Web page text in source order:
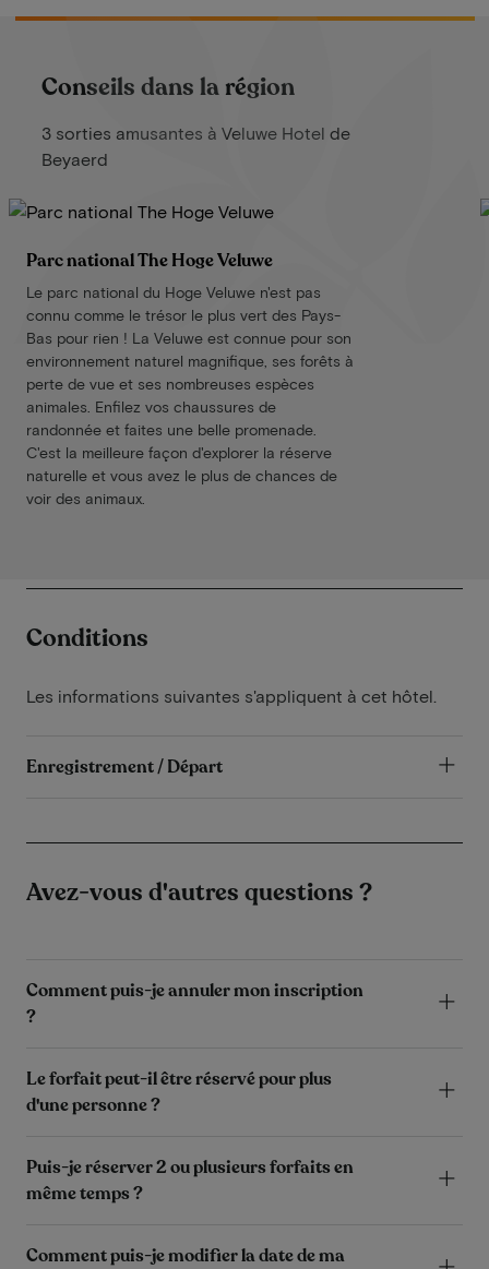
Conseils dans la région
3 sorties amusantes à Veluwe Hotel de
Beyaerd
Parc national The Hoge Veluwe
Le parc national du Hoge Veluwe n'est pas
connu comme le trésor le plus vert des Pays-
Bas pour rien ! La Veluwe est connue pour son
environnement naturel magnifique, ses forêts à
perte de vue et ses nombreuses espèces
animales. Enfilez vos chaussures de
randonnée et faites une belle promenade.
C'est la meilleure façon d'explorer la réserve
naturelle et vous avez le plus de chances de
voir des animaux.
Conditions
Les informations suivantes s'appliquent à cet hôtel.
Enregistrement / Départ
Avez-vous d'autres questions ?
Comment puis-je annuler mon inscription
?
Le forfait peut-il être réservé pour plus
d'une personne ?
Puis-je réserver 2 ou plusieurs forfaits en
même temps ?
Comment puis-je modifier la date de ma